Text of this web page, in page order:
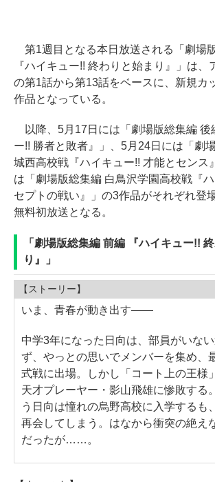
第1週目となる本日放送される「劇場
『ハイキュー!! 終わりと始まり』」は、
の第1話から第13話をベースに、新規カ
作品となっている。
以降、5月17日には「劇場版総集編 後
ー!! 勝者と敗者』」、5月24日には「劇
城西高校戦『ハイキュー!! 才能とセンス
は「劇場版総集編 白鳥沢学園高校戦『
セプトの戦い』」の3作品がそれぞれ登
無料初放送となる。
「劇場版総集編 前編 『ハイキュー!!
り』」
【ストーリー】
いま、青春が動き出す――
中学3年になった日向は、部員がいな
ず、やっとの思いでメンバーを集め、
式戦に出場。しかし「コート上の王様
天才プレーヤー・影山飛雄に惨敗する
う日向は憧れの烏野高校に入学するも
再会してしまう。はなから衝突の絶え
だったが……。